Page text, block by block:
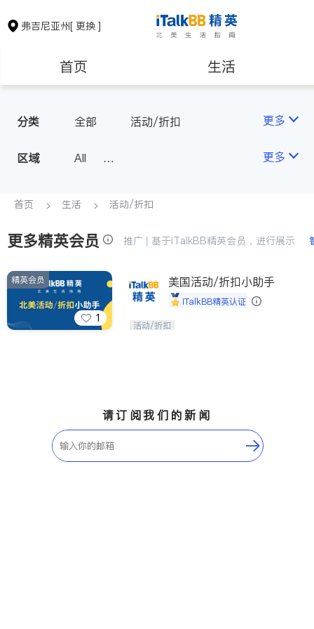
弗吉尼亚州[ 更换 ]
首页 生活
保险理财
银行贷款
建筑装修 教育
养老 非盈利组织
分类 全部 活动/折扣 更多
区域
All
C.)
Roanoke & Lynchburg
更多
首页 生活 活动/折扣
更多精英会员 推广 | 基于iTalkBB精英会员，进行展示
1
精英会员 美国活动/折扣小助手
iTalkBB精英认证
iTalkBB精英 官方账号。您的美国生活
活动/折扣
请订阅我们的新闻